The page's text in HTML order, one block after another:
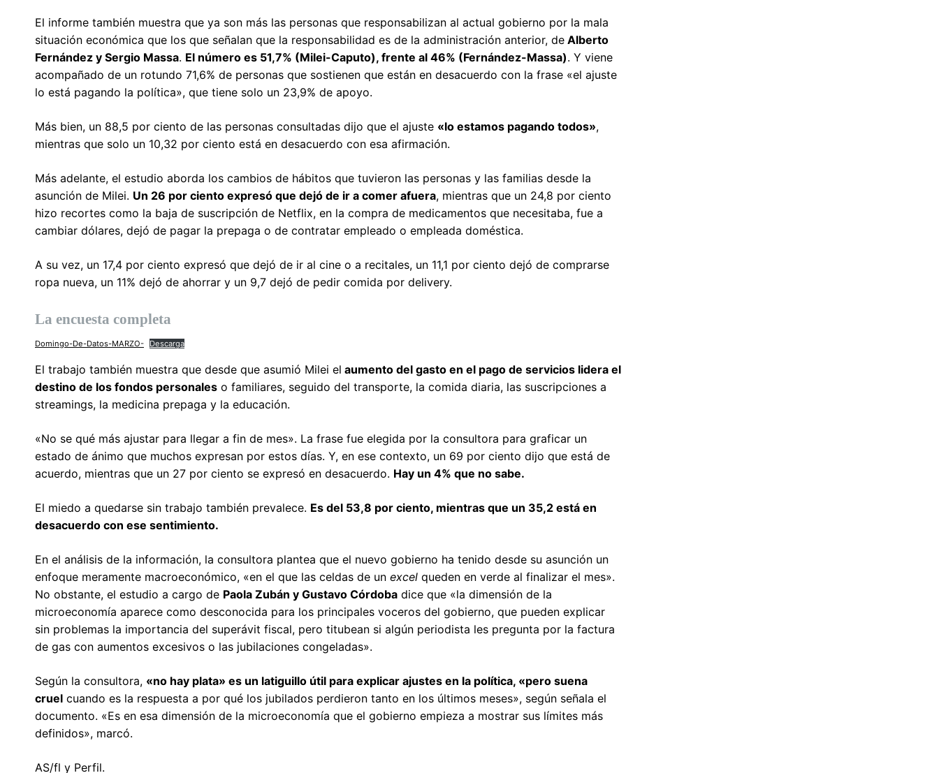
El informe también muestra que ya son más las personas que responsabilizan al actual gobierno por la mala
situación económica que los que señalan que la responsabilidad es de la administración anterior, de Alberto
Fernández y Sergio Massa. El número es 51,7% (Milei-Caputo), frente al 46% (Fernández-Massa). Y viene
acompañado de un rotundo 71,6% de personas que sostienen que están en desacuerdo con la frase «el ajuste
lo está pagando la política», que tiene solo un 23,9% de apoyo.
Más bien, un 88,5 por ciento de las personas consultadas dijo que el ajuste «lo estamos pagando todos»,
mientras que solo un 10,32 por ciento está en desacuerdo con esa afirmación.
Más adelante, el estudio aborda los cambios de hábitos que tuvieron las personas y las familias desde la
asunción de Milei. Un 26 por ciento expresó que dejó de ir a comer afuera, mientras que un 24,8 por ciento
hizo recortes como la baja de suscripción de Netflix, en la compra de medicamentos que necesitaba, fue a
cambiar dólares, dejó de pagar la prepaga o de contratar empleado o empleada doméstica.
A su vez, un 17,4 por ciento expresó que dejó de ir al cine o a recitales, un 11,1 por ciento dejó de comprarse
ropa nueva, un 11% dejó de ahorrar y un 9,7 dejó de pedir comida por delivery.
La encuesta completa
Domingo-De-Datos-MARZO- Descarga
El trabajo también muestra que desde que asumió Milei el aumento del gasto en el pago de servicios lidera el
destino de los fondos personales o familiares, seguido del transporte, la comida diaria, las suscripciones a
streamings, la medicina prepaga y la educación.
«No se qué más ajustar para llegar a fin de mes». La frase fue elegida por la consultora para graficar un
estado de ánimo que muchos expresan por estos días. Y, en ese contexto, un 69 por ciento dijo que está de
acuerdo, mientras que un 27 por ciento se expresó en desacuerdo. Hay un 4% que no sabe.
El miedo a quedarse sin trabajo también prevalece. Es del 53,8 por ciento, mientras que un 35,2 está en
desacuerdo con ese sentimiento.
En el análisis de la información, la consultora plantea que el nuevo gobierno ha tenido desde su asunción un
enfoque meramente macroeconómico, «en el que las celdas de un excel queden en verde al finalizar el mes».
No obstante, el estudio a cargo de Paola Zubán y Gustavo Córdoba dice que «la dimensión de la
microeconomía aparece como desconocida para los principales voceros del gobierno, que pueden explicar
sin problemas la importancia del superávit fiscal, pero titubean si algún periodista les pregunta por la factura
de gas con aumentos excesivos o las jubilaciones congeladas».
Según la consultora, «no hay plata» es un latiguillo útil para explicar ajustes en la política, «pero suena
cruel cuando es la respuesta a por qué los jubilados perdieron tanto en los últimos meses», según señala el
documento. «Es en esa dimensión de la microeconomía que el gobierno empieza a mostrar sus límites más
definidos», marcó.
AS/fl y Perfil.